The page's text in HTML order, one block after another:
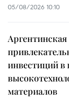
05/08/2026 10:10
Аргентинская
инвестиций в
материалов